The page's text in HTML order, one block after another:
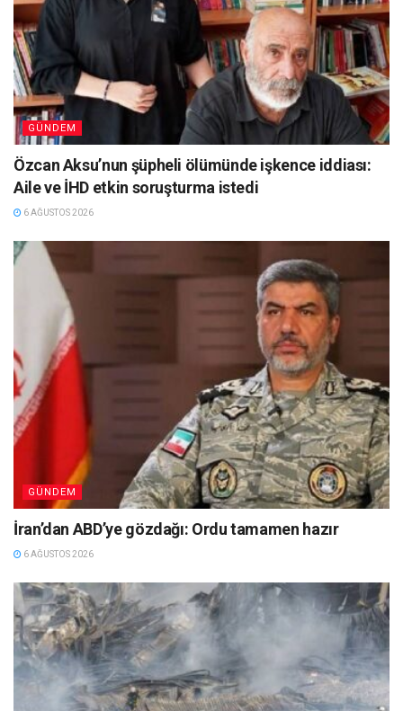
GÜNDEM
Özcan Aksu’nun şüpheli ölümünde işkence iddiası:
Aile ve İHD etkin soruşturma istedi
6 AĞUSTOS 2026
GÜNDEM
İran’dan ABD’ye gözdağı: Ordu tamamen hazır
6 AĞUSTOS 2026